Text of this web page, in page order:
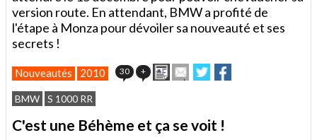
version route. En attendant, BMW a profité de
l'étape à Monza pour dévoiler sa nouveauté et ses
secrets !
Nouveautés 2010 30 + ImprimerEnvoyer
cet
ami
Partager
sur
sur
BMW S 1000 RR
C'est une Béhème et ça se voit !